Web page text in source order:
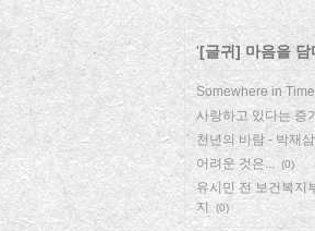
'[글귀] 마음을 담
Somewhere in
사랑하고 있다는 증
천년의 바람 - 박재
어려운 것은... (0)
유시민 전 보건복지
지
(0)